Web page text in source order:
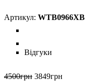
WTB0966XB
Відгуки
4500грн 3849грн